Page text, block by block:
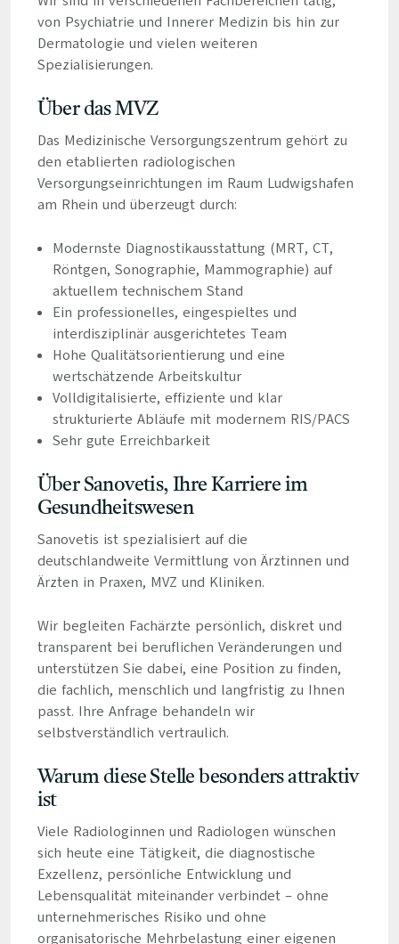
von Psychiatrie und Innerer Medizin bis hin zur
Dermatologie und vielen weiteren
Spezialisierungen.
Über das MVZ
Das Medizinische Versorgungszentrum gehört zu
den etablierten radiologischen
Versorgungseinrichtungen im Raum Ludwigshafen
am Rhein und überzeugt durch:
Modernste Diagnostikausstattung (MRT, CT,
Röntgen, Sonographie, Mammographie) auf
aktuellem technischem Stand
Ein professionelles, eingespieltes und
interdisziplinär ausgerichtetes Team
Hohe Qualitätsorientierung und eine
wertschätzende Arbeitskultur
Volldigitalisierte, effiziente und klar
strukturierte Abläufe mit modernem RIS/PACS
Sehr gute Erreichbarkeit
Über Sanovetis, Ihre Karriere im
Gesundheitswesen
Sanovetis ist spezialisiert auf die
deutschlandweite Vermittlung von Ärztinnen und
Ärzten in Praxen, MVZ und Kliniken.
Wir begleiten Fachärzte persönlich, diskret und
transparent bei beruflichen Veränderungen und
unterstützen Sie dabei, eine Position zu finden,
die fachlich, menschlich und langfristig zu Ihnen
passt. Ihre Anfrage behandeln wir
selbstverständlich vertraulich.
Warum diese Stelle besonders attraktiv
ist
Viele Radiologinnen und Radiologen wünschen
sich heute eine Tätigkeit, die diagnostische
Exzellenz, persönliche Entwicklung und
Lebensqualität miteinander verbindet – ohne
unternehmerisches Risiko und ohne
organisatorische Mehrbelastung einer eigenen